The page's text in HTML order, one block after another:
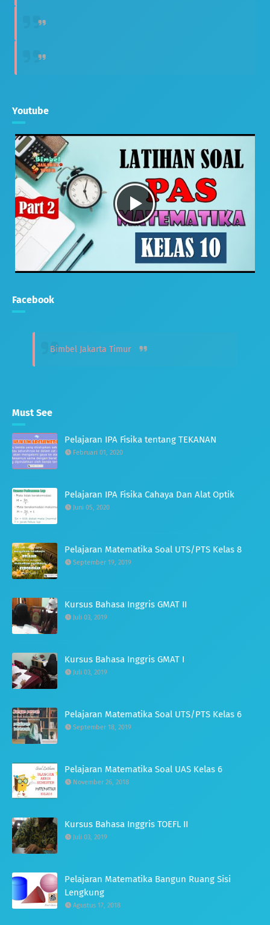
Youtube
Facebook
Bimbel Jakarta Timur
Must See
Pelajaran IPA Fisika tentang TEKANAN
Februari 01, 2020
Pelajaran IPA Fisika Cahaya Dan Alat Optik
Juni 05, 2020
Pelajaran Matematika Soal UTS/PTS Kelas 8
September 19, 2019
Kursus Bahasa Inggris GMAT II
Juli 03, 2019
Kursus Bahasa Inggris GMAT I
Juli 03, 2019
Pelajaran Matematika Soal UTS/PTS Kelas 6
September 18, 2019
Pelajaran Matematika Soal UAS Kelas 6
November 26, 2018
Kursus Bahasa Inggris TOEFL II
Juli 03, 2019
Pelajaran Matematika Bangun Ruang Sisi
Lengkung
Agustus 17, 2018